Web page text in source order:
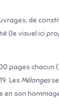
de
visuel ici
pages chacun
LesMélanges
en son